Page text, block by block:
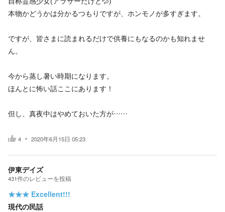
本物かどうかは分かるつもりですが、ホンモノが多すぎます。
ですが、皆さまに読まれるだけで供養にもなるのかも知れませ
ん。
今から蒸し暑い時期になります。
ほんとに怖い話ここにあります！
但し、真夜中はやめておいた方が……
4 2020年6月15日 05:23
伊東デイズ
431件のレビューを投稿
★★★ Excellent!!!
現代の民話